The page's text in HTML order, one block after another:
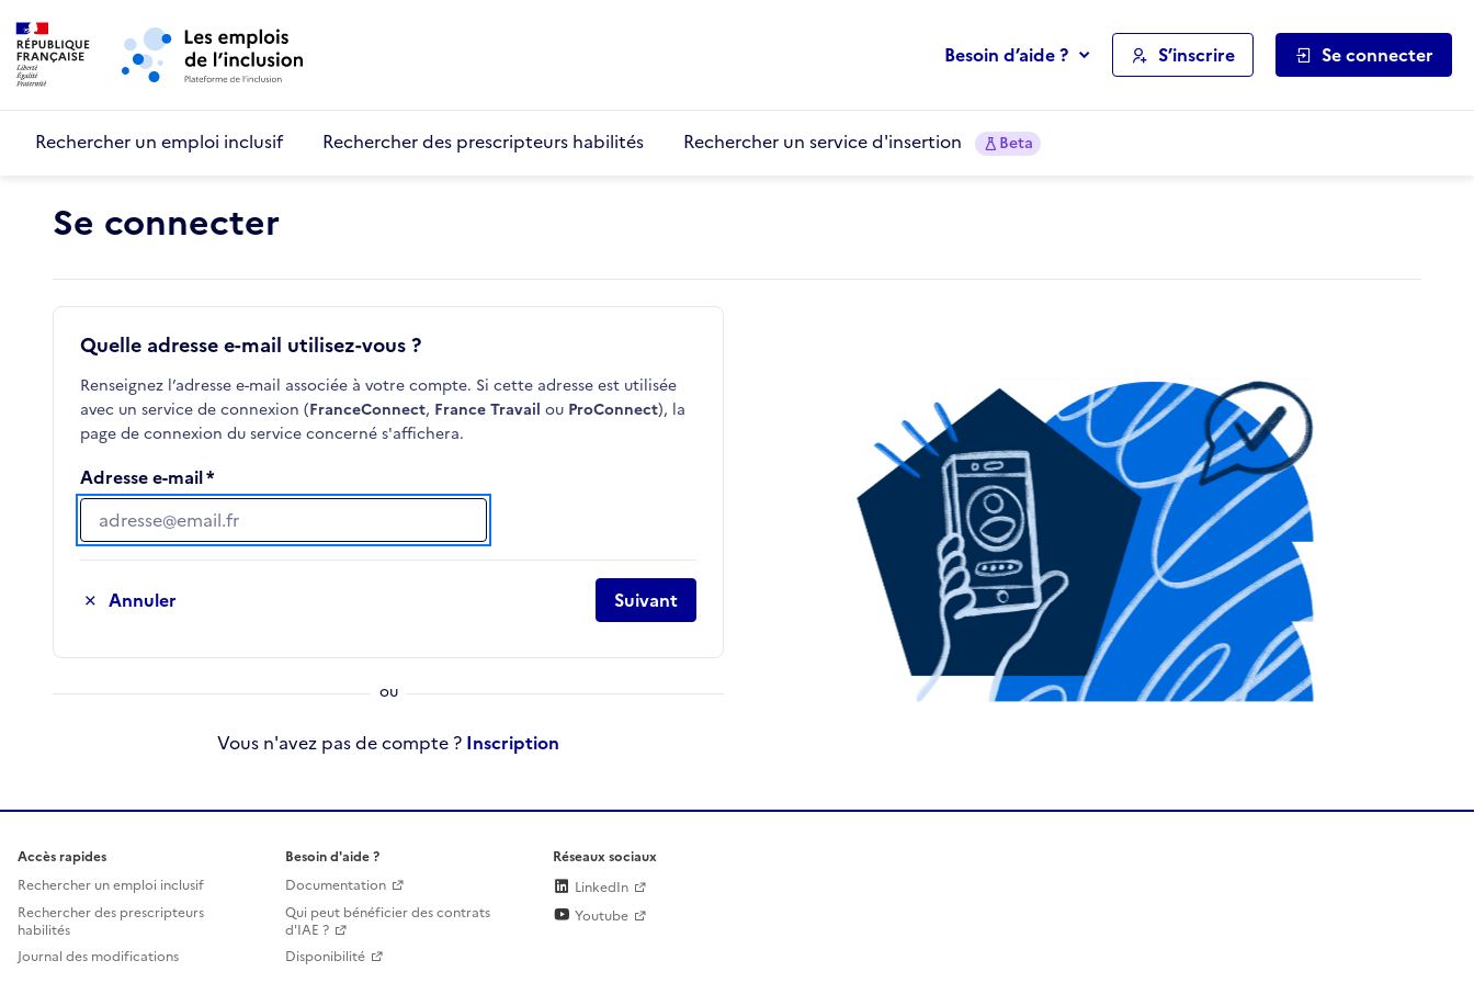
Aller au menu principal
Besoin d’aide ? S’inscrire Se connecter
Rechercher un emploi inclusif Rechercher des prescripteurs habilités Rechercher un service d'insertion Beta
Se connecter
Quelle adresse e-mail utilisez-vous ?
Renseignez l’adresse e-mail associée à votre compte. Si cette adresse est utilisée
avec un service de connexion (FranceConnect, France Travail ou ProConnect), la
page de connexion du service concerné s'affichera.
Adresse e-mail
Adresse e-mail
Annuler Suivant
Vous n'avez pas de compte ? Inscription
Accès rapides
Rechercher un emploi inclusif
Rechercher des prescripteurs
habilités
Journal des modifications
Besoin d'aide ?
Documentation
Qui peut bénéficier des contrats
d'IAE ?
Disponibilité
Réseaux sociaux
LinkedIn
Youtube